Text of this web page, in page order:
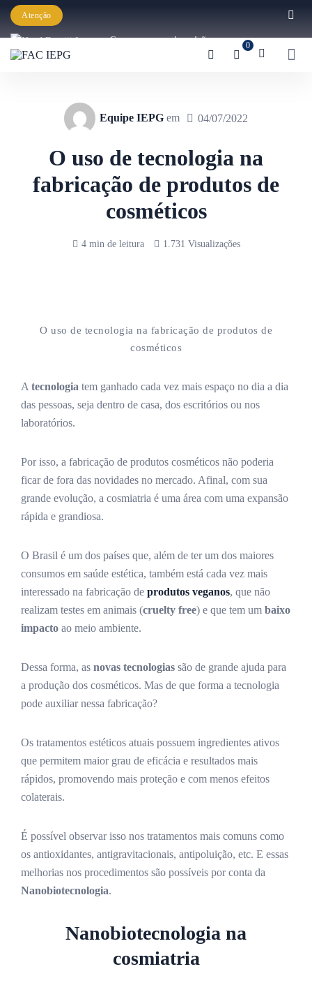
Atenção
Começaram as inscrições para a
Graduação IEPG 2026!
0
Equipe IEPG em 04/07/2022
O uso de tecnologia na
fabricação de produtos de
cosméticos
4 min de leitura 1.731 Visualizações
O uso de tecnologia na fabricação de produtos de
cosméticos
A tecnologia tem ganhado cada vez mais espaço no dia a dia
das pessoas, seja dentro de casa, dos escritórios ou nos
laboratórios.
Por isso, a fabricação de produtos cosméticos não poderia
ficar de fora das novidades no mercado. Afinal, com sua
grande evolução, a cosmiatria é uma área com uma expansão
rápida e grandiosa.
O Brasil é um dos países que, além de ter um dos maiores
consumos em saúde estética, também está cada vez mais
interessado na fabricação de produtos veganos, que não
realizam testes em animais (cruelty free) e que tem um baixo
impacto ao meio ambiente.
Dessa forma, as novas tecnologias são de grande ajuda para
a produção dos cosméticos. Mas de que forma a tecnologia
pode auxiliar nessa fabricação?
Os tratamentos estéticos atuais possuem ingredientes ativos
que permitem maior grau de eficácia e resultados mais
rápidos, promovendo mais proteção e com menos efeitos
colaterais.
É possível observar isso nos tratamentos mais comuns como
os antioxidantes, antigravitacionais, antipoluição, etc. E essas
melhorias nos procedimentos são possíveis por conta da
Nanobiotecnologia.
Nanobiotecnologia na
cosmiatria